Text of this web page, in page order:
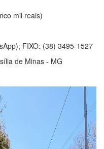
mil reais)
FIXO: (38) 3495-1527
de Minas - MG